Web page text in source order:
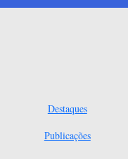
Destaques
Publicações